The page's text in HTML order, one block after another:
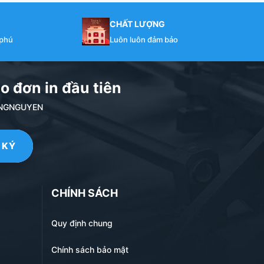
CHẤT LƯỢNG
Luôn luôn đảm bảo
đơn in đầu tiên
CHÍNH SÁCH
Quy định chung
Chính sách bảo mật